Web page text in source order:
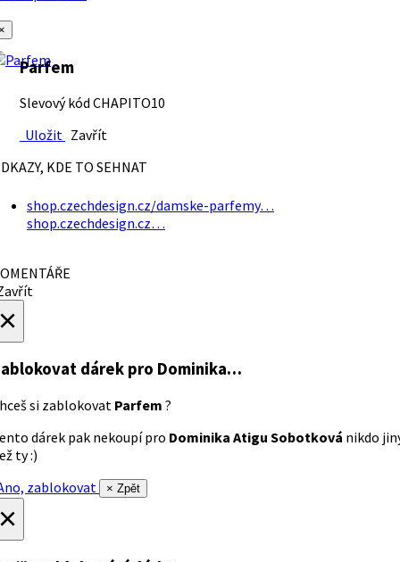
Parfem
Slevový kód CHAPITO10
Uložit Zavřít
KDE TO SEHNAT
shop.czechdesign.cz/damske-parfemy…
shop.czechdesign.cz…
dárek pro Dominika…
si zablokovat Parfem ?
dárek pak nekoupí pro Dominika Atigu Sobotková nikdo
ty :)
zablokovat
× Zpět